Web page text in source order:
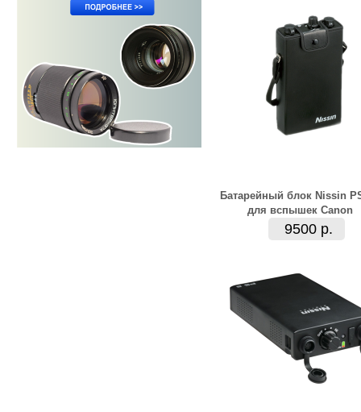
Батарейный блок Nissin
для вспышек Canon
9500 р.